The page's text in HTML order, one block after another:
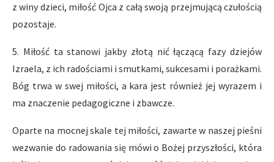
z winy dzieci, miłość Ojca z całą swoją przejmującą czułością
pozostaje.
5. Miłość ta stanowi jakby złotą nić łączącą fazy dziejów
Izraela, z ich radościami i smutkami, sukcesami i porażkami.
Bóg trwa w swej miłości, a kara jest również jej wyrazem i
ma znaczenie pedagogiczne i zbawcze.
Oparte na mocnej skale tej miłości, zawarte w naszej pieśni
wezwanie do radowania się mówi o Bożej przyszłości, która